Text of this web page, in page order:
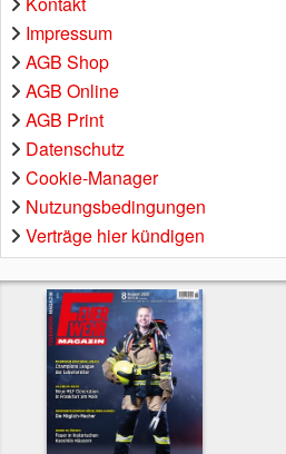
Impressum
AGB Shop
AGB Online
AGB Print
Datenschutz
Cookie-Manager
Nutzungsbedingungen
Verträge hier kündigen